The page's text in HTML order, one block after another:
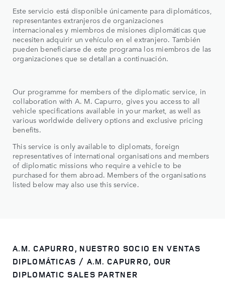
Este servicio está disponible únicamente para diplomáticos,
representantes extranjeros de organizaciones
internacionales y miembros de misiones diplomáticas que
necesiten adquirir un vehículo en el extranjero. También
pueden beneficiarse de este programa los miembros de las
organizaciones que se detallan a continuación.
Our programme for members of the diplomatic service, in
collaboration with A. M. Capurro, gives you access to all
vehicle specifications available in your market, as well as
various worldwide delivery options and exclusive pricing
benefits.​
This service is only available to diplomats, foreign
representatives of international organisations and members
of diplomatic missions who require a vehicle to be
purchased for them abroad. Members of the organisations
listed below may also use this service.
A.M. CAPURRO, NUESTRO SOCIO EN VENTAS
DIPLOMÁTICAS / A.M. CAPURRO, OUR
DIPLOMATIC SALES PARTNER​